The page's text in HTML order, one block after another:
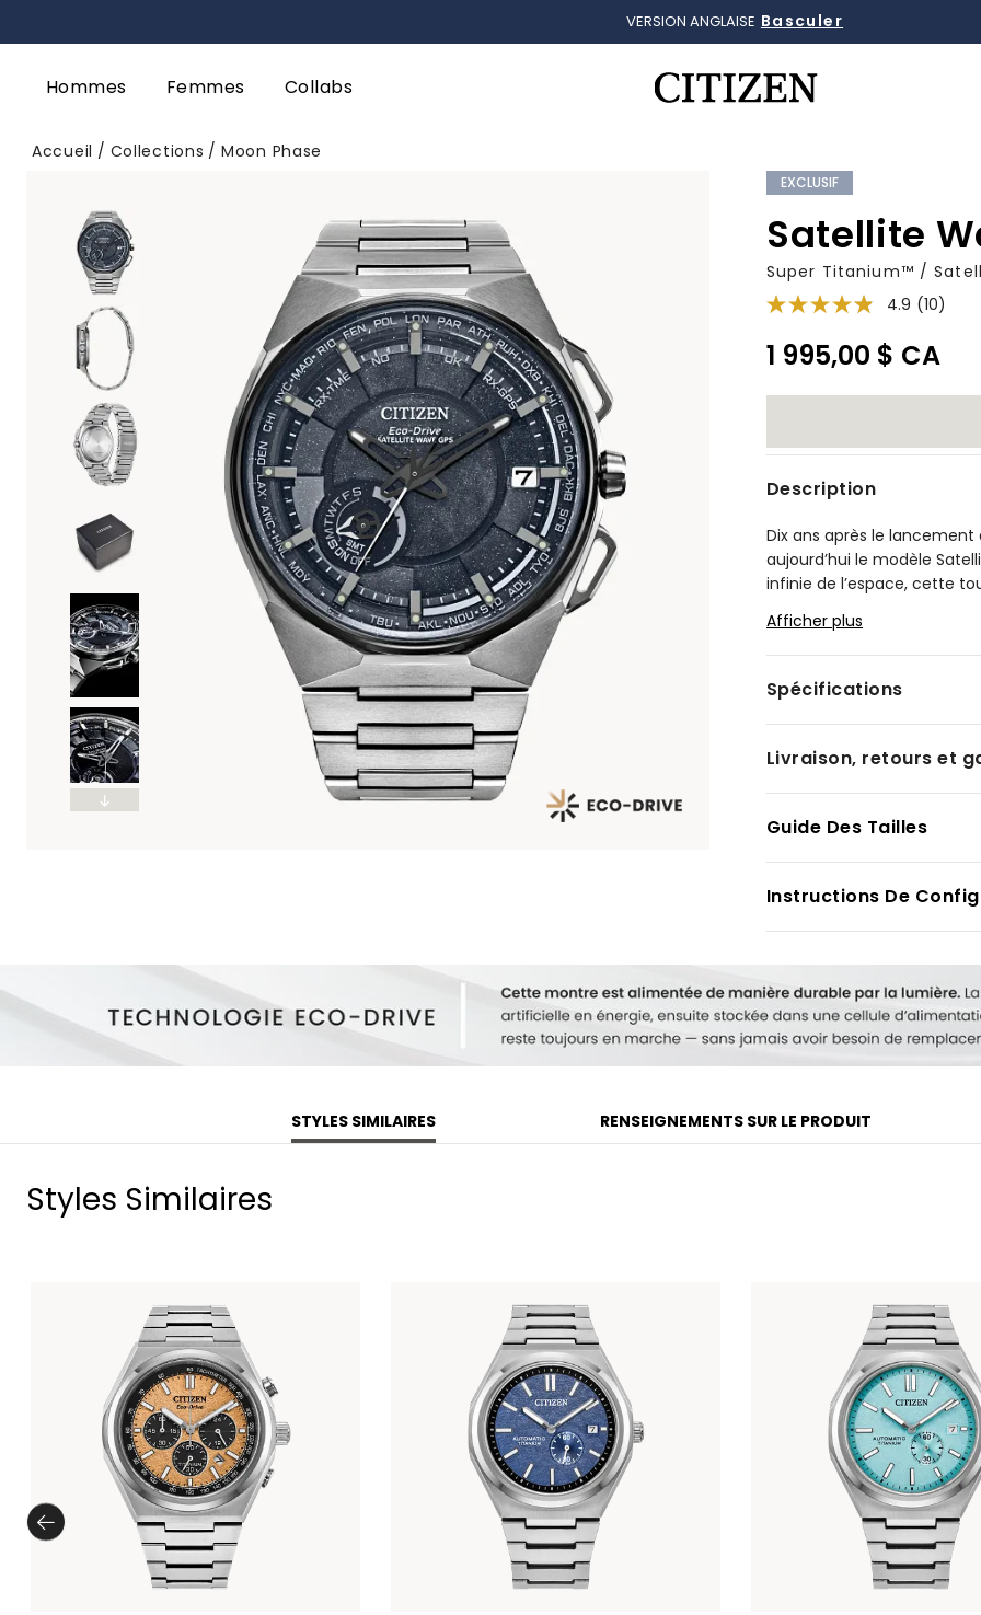
VERSION ANGLAISE Basculer
Hommes Femmes Collabs
Accueil Collections Moon Phase
EXCLUSIF
Satellite
Super Titanium™ /
4.9 (10)
1 995,00 $ CA
Description
Dix ans après le lancement
aujourd’hui le modèle
infinie de l’espace, cette
distingue par une
bracelet en Super
confèrent une allure
borde un cadran
nombreuses
système d’horlogerie par
peine trois secondes),
Numéro du calibre : F150.
Afficher plus
Spécifications
Livraison, retours et
Guide Des Tailles
Instructions De
STYLES SIMILAIRES RENSEIGNEMENTS SUR LE PRODUIT
Styles Similaires
Ajouté à Gérer la liste